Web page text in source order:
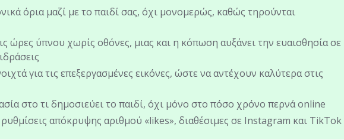
όρια μαζί με το παιδί σας, όχι μονομερώς, καθώς τηρούνται
ώρες ύπνου χωρίς οθόνες, μιας και η κόπωση αυξάνει την ευαισθησία σε
για τις επεξεργασμένες εικόνες, ώστε να αντέχουν καλύτερα στις
στο τι δημοσιεύει το παιδί, όχι μόνο στο πόσο χρόνο περνά online
ρυθμίσεις απόκρυψης αριθμού «likes», διαθέσιμες σε Instagram και TikTok